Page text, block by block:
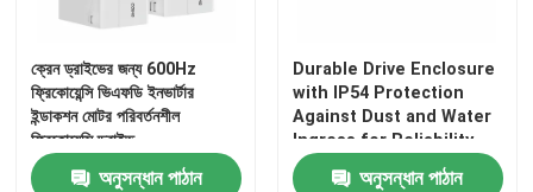
ক্রেন ড্রাইভের জন্য 600Hz
ফ্রিকোয়েন্সি ভিএফডি ইনভার্টার
ইন্ডাকশন মোটর পরিবর্তনশীল
ফ্রিকোয়েন্সি ড্রাইভ
অনুসন্ধান পাঠান
Durable Drive Enclosure
with IP54 Protection
Against Dust and Water
Ingress for Reliability
অনুসন্ধান পাঠান